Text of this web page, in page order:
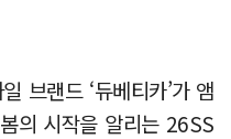
브랜드 ‘듀베티카’가 앰
의 시작을 알리는 26SS